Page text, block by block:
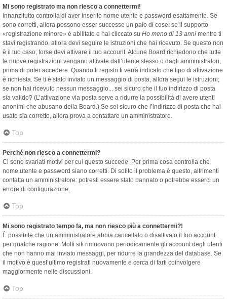
Mi sono registrato ma non riesco a connettermi!
Innanzitutto controlla di aver inserito nome utente e password esattamente. Se
sono corretti, allora possono esser successe un paio di cose: se il supporto
«registrazione minore» è abilitato e hai cliccato su Ho meno di 13 anni mentre ti
stavi registrando, allora devi seguire le istruzioni che hai ricevuto. Se questo non
è il tuo caso, forse devi attivare il tuo account. Alcune Board richiedono che tutte
le nuove registrazioni vengano attivate dall’utente stesso o dagli amministratori,
prima di poter accedere. Quando ti registri ti verrà indicato che tipo di attivazione
è richiesta. Se ti è stato inviato un messaggio di posta, allora segui le istruzioni;
se non hai ricevuto nessun messaggio... sei sicuro che il tuo indirizzo di posta
sia valido? (L’attivazione via posta serve a ridurre la possibilità di avere utenti
anonimi che abusano della Board.) Se sei sicuro che l’indirizzo di posta che hai
usato sia corretto, allora prova a contattare un amministratore.
Top
Perché non riesco a connettermi?
Ci sono svariati motivi per cui questo succede. Per prima cosa controlla che
nome utente e password siano corretti. Di solito il problema è questo, altrimenti
contatta un amministratore: potresti essere stato bannato o potrebbe esserci un
errore di configurazione.
Top
Mi sono registrato tempo fa, ma non riesco più a connettermi?!
È possibile che un amministratore abbia cancellato o disattivato il tuo account
per qualche ragione. Molti siti rimuovono periodicamente gli account degli utenti
che non hanno mai inviato messaggi, per ridurre la grandezza del database. Se
il motivo è quest’ultimo registrati nuovamente e cerca di farti coinvolgere
maggiormente nelle discussioni.
Top